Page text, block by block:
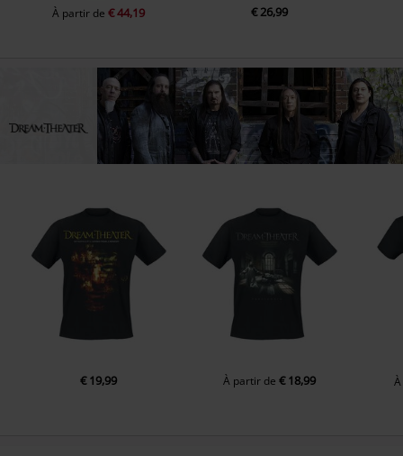
À partir de€ 44,19 € 26,99
€ 19,99 À partir de€ 18,99